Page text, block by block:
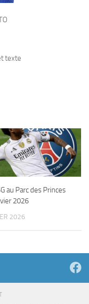
au Parc des Princes
2026
2026